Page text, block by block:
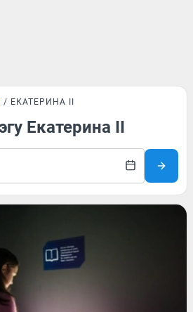
ЕКАТЕРИНА II
Екатерина II